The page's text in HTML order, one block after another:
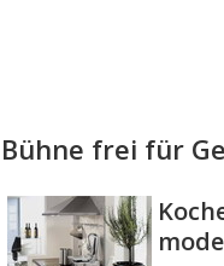
Bühne frei für